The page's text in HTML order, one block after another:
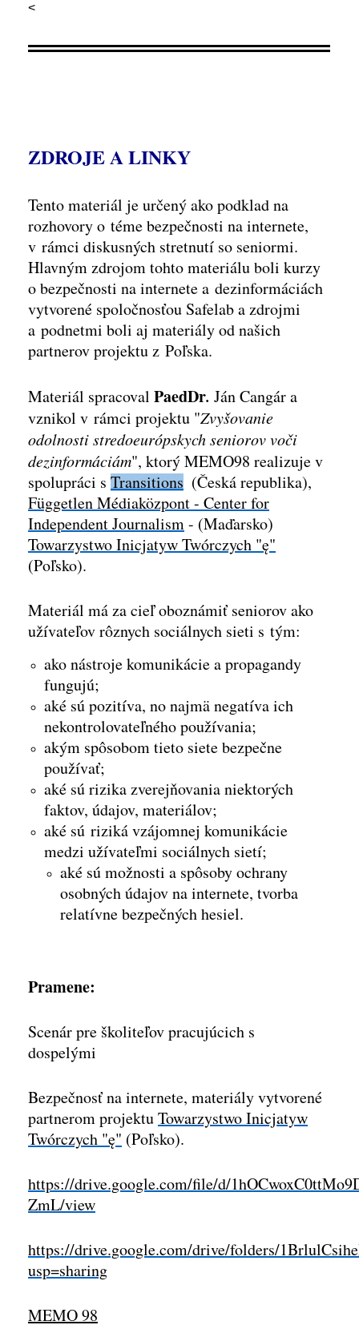
<
ZDROJE A LINKY
Tento materiál je určený ako podklad na
rozhovory o téme bezpečnosti na internete,
v rámci diskusných stretnutí so seniormi.
Hlavným zdrojom tohto materiálu boli kurzy
o bezpečnosti na internete a dezinformáciách
vytvorené spoločnosťou Safelab a zdrojmi
a podnetmi boli aj materiály od našich
partnerov projektu z Poľska.
Materiál spracoval PaedDr. Ján Cangár a
vznikol v rámci projektu "Zvyšovanie
odolnosti stredoeurópskych seniorov voči
dezinformáciám", ktorý MEMO98 realizuje v
spolupráci s Transitions (Česká republika),
Független Médiaközpont - Center for
Independent Journalism- (Maďarsko)
Towarzystwo Inicjatyw Twórczych "ę"
(Poľsko).
Materiál má za cieľ oboznámiť seniorov ako
užívateľov rôznych sociálnych sieti s tým:
ako nástroje komunikácie a propagandy
fungujú;
aké sú pozitíva, no najmä negatíva ich
nekontrolovateľného používania;
akým spôsobom tieto siete bezpečne
používať;
aké sú rizika zverejňovania niektorých
faktov, údajov, materiálov;
aké sú riziká vzájomnej komunikácie
medzi užívateľmi sociálnych sietí;
aké sú možnosti a spôsoby ochrany
osobných údajov na internete, tvorba
relatívne bezpečných hesiel.
Pramene:
Scenár pre školiteľov pracujúcich s
dospelými
Bezpečnosť na internete, materiály vytvorené
partnerom projektuTowarzystwo Inicjatyw
Twórczych "ę" (Poľsko).
https://drive.google.com/file/d/
ZmL/view
https://drive.google.com/drive/folders/
usp=sharing
MEMO 98